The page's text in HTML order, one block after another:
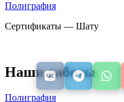
Полиграфия
Сертификаты — Шату
Наши работы
Полиграфия